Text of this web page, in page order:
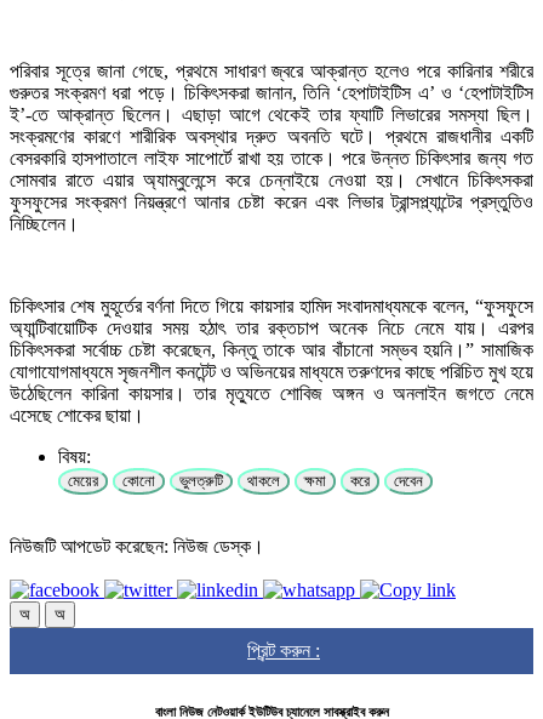
পরিবার সূত্রে জানা গেছে, প্রথমে সাধারণ জ্বরে আক্রান্ত হলেও পরে কারিনার শরীরে
গুরুতর সংক্রমণ ধরা পড়ে। চিকিৎসকরা জানান, তিনি ‘হেপাটাইটিস এ’ ও ‘হেপাটাইটিস
ই’-তে আক্রান্ত ছিলেন। এছাড়া আগে থেকেই তার ফ্যাটি লিভারের সমস্যা ছিল।
সংক্রমণের কারণে শারীরিক অবস্থার দ্রুত অবনতি ঘটে। প্রথমে রাজধানীর একটি
বেসরকারি হাসপাতালে লাইফ সাপোর্টে রাখা হয় তাকে। পরে উন্নত চিকিৎসার জন্য গত
সোমবার রাতে এয়ার অ্যাম্বুলেন্সে করে চেন্নাইয়ে নেওয়া হয়। সেখানে চিকিৎসকরা
ফুসফুসের সংক্রমণ নিয়ন্ত্রণে আনার চেষ্টা করেন এবং লিভার ট্রান্সপ্ল্যান্টের প্রস্তুতিও
নিচ্ছিলেন।
চিকিৎসার শেষ মুহূর্তের বর্ণনা দিতে গিয়ে কায়সার হামিদ সংবাদমাধ্যমকে বলেন, “ফুসফুসে
অ্যান্টিবায়োটিক দেওয়ার সময় হঠাৎ তার রক্তচাপ অনেক নিচে নেমে যায়। এরপর
চিকিৎসকরা সর্বোচ্চ চেষ্টা করেছেন, কিন্তু তাকে আর বাঁচানো সম্ভব হয়নি।” সামাজিক
যোগাযোগমাধ্যমে সৃজনশীল কনটেন্ট ও অভিনয়ের মাধ্যমে তরুণদের কাছে পরিচিত মুখ হয়ে
উঠেছিলেন কারিনা কায়সার। তার মৃত্যুতে শোবিজ অঙ্গন ও অনলাইন জগতে নেমে
এসেছে শোকের ছায়া।
বিষয়:
মেয়ের কোনো ভুলত্রুটি থাকলে ক্ষমা করে দেবেন
নিউজটি আপডেট করেছেন: নিউজ ডেস্ক।
অ অ
প্রিন্ট করুন :
বাংলা নিউজ নেটওয়ার্ক ইউটিউব চ্যানেলে সাবস্ক্রাইব করুন